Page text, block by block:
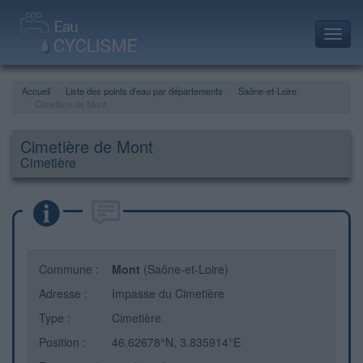
Accueil Liste des points d'eau par départements
Saône-et-Loire
Cimetière de Mont
Cimetière
Commune : Mont (Saône-et-Loire)
Adresse :
Impasse du Cimetière
Type :
Cimetière
Position :
46.62678°N, 3.835914°E